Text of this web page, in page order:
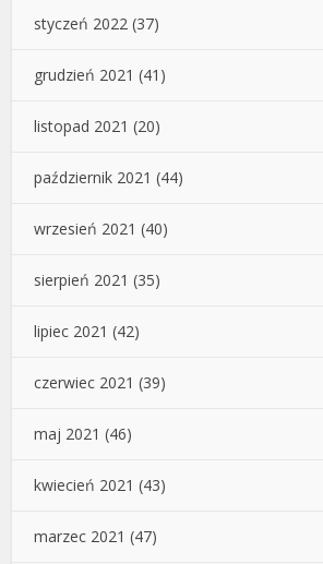
styczeń 2022 (37)
grudzień 2021 (41)
listopad 2021 (20)
październik 2021 (44)
wrzesień 2021 (40)
sierpień 2021 (35)
lipiec 2021 (42)
czerwiec 2021 (39)
maj 2021 (46)
kwiecień 2021 (43)
marzec 2021 (47)